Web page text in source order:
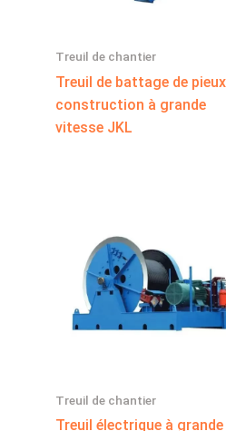
Treuil de chantier
Treuil de battage de
construction à grande
vitesse JKL
Treuil de chantier
Treuil électrique à grande